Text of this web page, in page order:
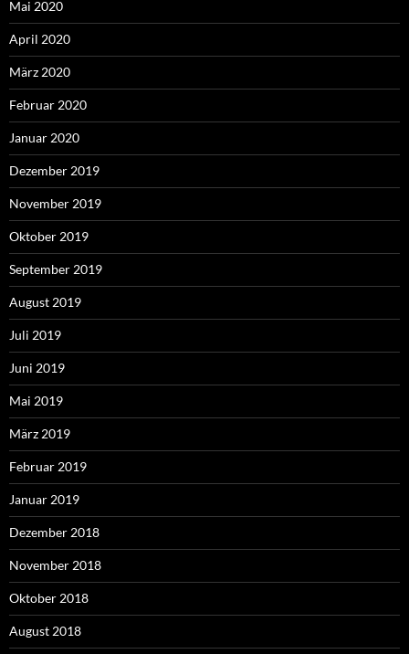
Mai 2020
April 2020
März 2020
Februar 2020
Januar 2020
Dezember 2019
November 2019
Oktober 2019
September 2019
August 2019
Juli 2019
Juni 2019
Mai 2019
März 2019
Februar 2019
Januar 2019
Dezember 2018
November 2018
Oktober 2018
August 2018